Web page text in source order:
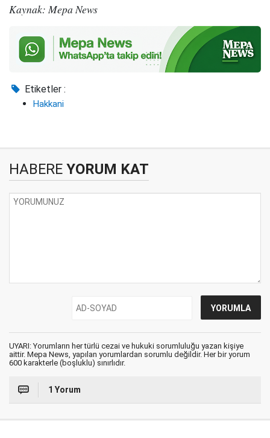
Kaynak: Mepa News
Etiketler :
Hakkani
HABERE YORUM KAT
UYARI: Yorumların her türlü cezai ve hukuki sorumluluğu yazan kişiye
aittir. Mepa News, yapılan yorumlardan sorumlu değildir. Her bir yorum
600 karakterle (boşluklu) sınırlıdır.
1 Yorum